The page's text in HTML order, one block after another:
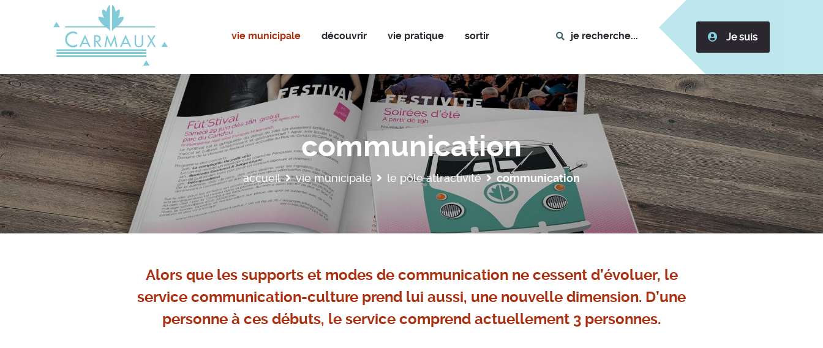
vie municipale découvrir vie pratique sortir je recherche... Je suis
communication
accueil vie municipale le pôle attractivité communication
Alors que les supports et modes de communication ne cessent d’évoluer, le
service communication-culture prend lui aussi, une nouvelle dimension. D’une
personne à ces débuts, le service comprend actuellement 3 personnes.